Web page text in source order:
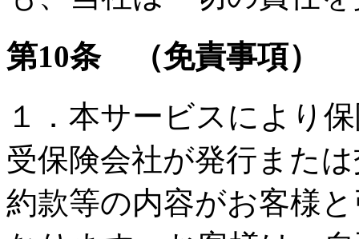
第10条 （免責事項）
１．本サービスにより
受保険会社が発行また
約款等の内容がお客様